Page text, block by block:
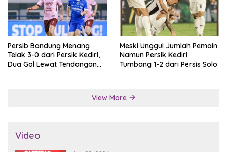
Persib Bandung Menang
Telak 3-0 dari Persik Kediri,
Dua Gol Lewat Tendangan
Meski Unggul Jumlah Pemain
Namun Persik Kediri
Tumbang 1-2 dari Persis Solo
View More
Video